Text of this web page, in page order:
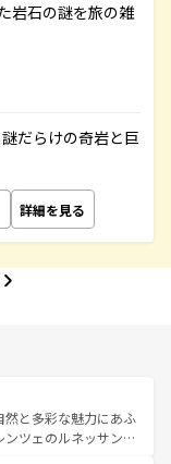
岩石の謎を旅の雑
だらけの奇岩と巨
詳細を見る
と多彩な魅力にあふ
ツェのルネッサンス